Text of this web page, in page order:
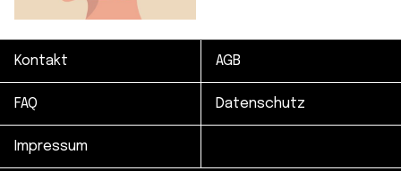
Kontakt AGB
FAQ Datenschutz
Impressum